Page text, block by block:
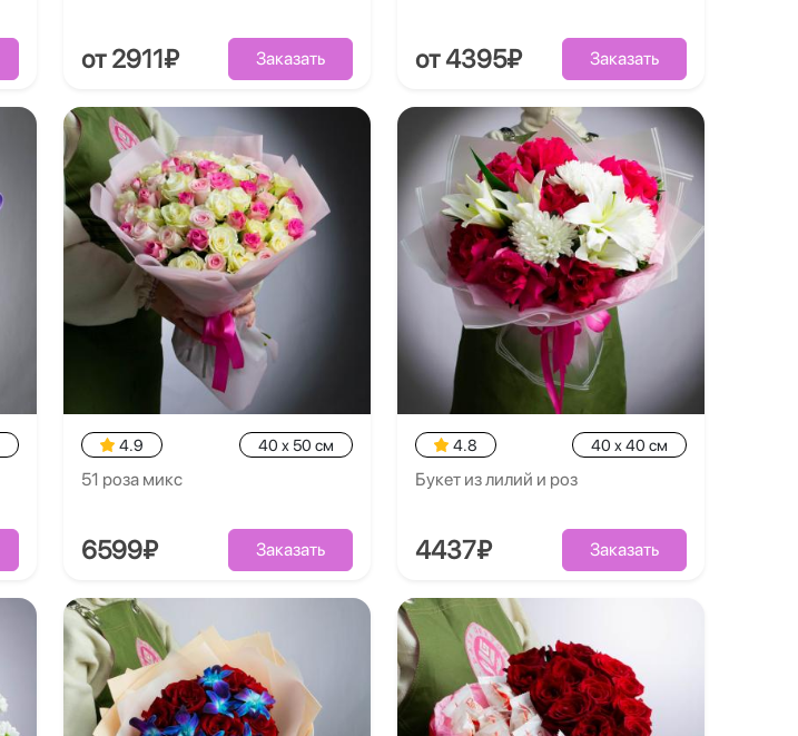
от 2911₽ Заказать от 4395₽ Заказать
4.9 40 x 50 см
51 роза микс
6599₽ Заказать
4.8 40 x 40 см
Букет из лилий и роз
4437₽ Заказать